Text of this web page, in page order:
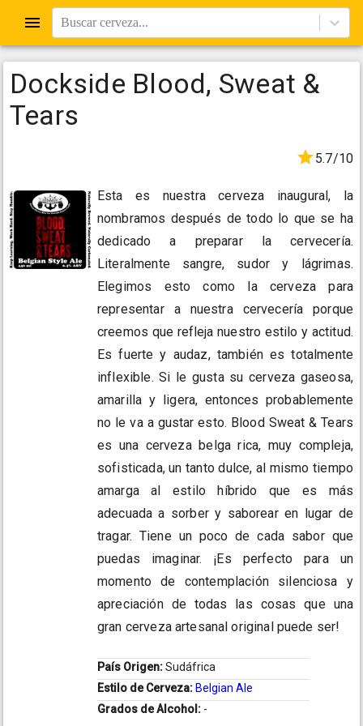
Buscar cerveza...
Dockside Blood, Sweat &
Tears
5.7/10
Esta es nuestra cerveza inaugural, la
nombramos después de todo lo que se ha
dedicado a preparar la cervecería.
Literalmente sangre, sudor y lágrimas.
Elegimos esto como la cerveza para
representar a nuestra cervecería porque
creemos que refleja nuestro estilo y actitud.
Es fuerte y audaz, también es totalmente
inflexible. Si le gusta su cerveza gaseosa,
amarilla y ligera, entonces probablemente
no le va a gustar esto. Blood Sweat & Tears
es una cerveza belga rica, muy compleja,
sofisticada, un tanto dulce, al mismo tiempo
amarga al estilo híbrido que es más
adecuada a sorber y saborear en lugar de
tragar. Tiene un poco de cada sabor que
puedas imaginar. ¡Es perfecto para un
momento de contemplación silenciosa y
apreciación de todas las cosas que una
gran cerveza artesanal original puede ser!
País Origen:Sudáfrica
Estilo de Cerveza: Belgian Ale
Grados de Alcohol: -